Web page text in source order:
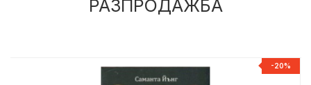
РАЗПРОДАЖБА
-20%